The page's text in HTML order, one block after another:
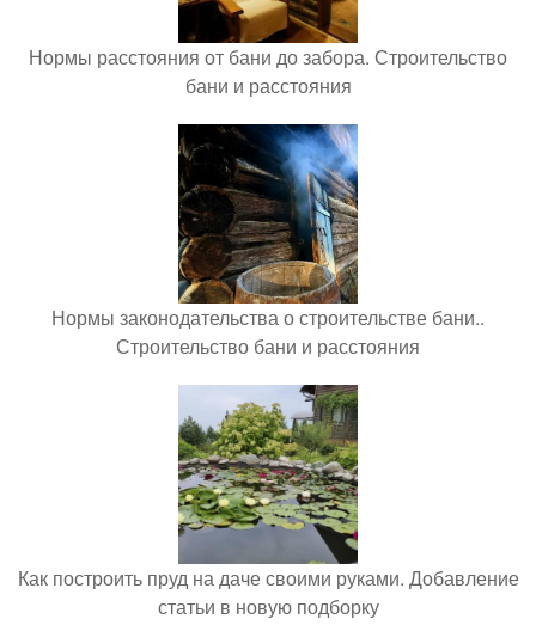
Нормы расстояния от бани до забора. Строительство
бани и расстояния
Нормы законодательства о строительстве бани..
Строительство бани и расстояния
Как построить пруд на даче своими руками. Добавление
статьи в новую подборку